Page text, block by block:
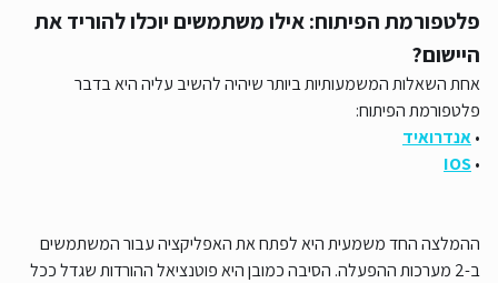
פלטפורמת הפיתוח: אילו משתמשים יוכלו להוריד את
היישום?
אחת השאלות המשמעותיות ביותר שיהיה להשיב עליה היא בדבר
פלטפורמת הפיתוח:
•אנדרואיד
•
IOS
ההמלצה החד משמעית היא לפתח את האפליקציה עבור המשתמשים
ב-2 מערכות ההפעלה. הסיבה כמובן היא פוטנציאל ההורדות שגדל ככל